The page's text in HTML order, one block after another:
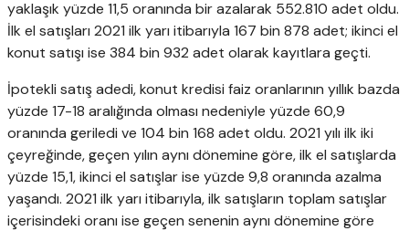
yaklaşık yüzde 11,5 oranında bir azalarak 552.810 adet oldu.
İlk el satışları 2021 ilk yarı itibarıyla 167 bin 878 adet; ikinci el
konut satışı ise 384 bin 932 adet olarak kayıtlara geçti.
İpotekli satış adedi, konut kredisi faiz oranlarının yıllık bazda
yüzde 17-18 aralığında olması nedeniyle yüzde 60,9
oranında geriledi ve 104 bin 168 adet oldu. 2021 yılı ilk iki
çeyreğinde, geçen yılın aynı dönemine göre, ilk el satışlarda
yüzde 15,1, ikinci el satışlar ise yüzde 9,8 oranında azalma
yaşandı. 2021 ilk yarı itibarıyla, ilk satışların toplam satışlar
içerisindeki oranı ise geçen senenin aynı dönemine göre